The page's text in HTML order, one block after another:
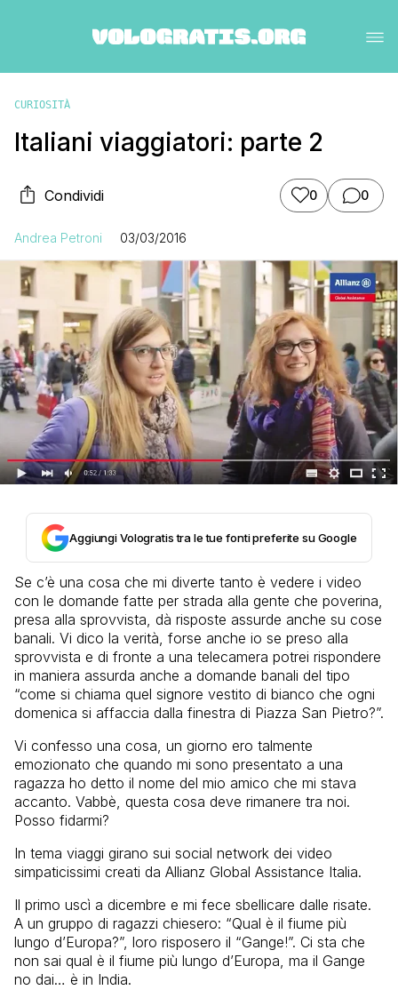
CURIOSITÀ
Italiani viaggiatori: parte 2
Condividi 0 0
Andrea Petroni 03/03/2016
Aggiungi Vologratis tra le tue fonti preferite su Google
Se c’è una cosa che mi diverte tanto è vedere i video
con le domande fatte per strada alla gente che poverina,
presa alla sprovvista, dà risposte assurde anche su cose
banali. Vi dico la verità, forse anche io se preso alla
sprovvista e di fronte a una telecamera potrei rispondere
in maniera assurda anche a domande banali del tipo
“come si chiama quel signore vestito di bianco che ogni
domenica si affaccia dalla finestra di Piazza San Pietro?”.
Vi confesso una cosa, un giorno ero talmente
emozionato che quando mi sono presentato a una
ragazza ho detto il nome del mio amico che mi stava
accanto. Vabbè, questa cosa deve rimanere tra noi.
Posso fidarmi?
In tema viaggi girano sui social network dei video
simpaticissimi creati da Allianz Global Assistance Italia.
Il primo uscì a dicembre e mi fece sbellicare dalle risate.
A un gruppo di ragazzi chiesero: “Qual è il fiume più
lungo d’Europa?”, loro risposero il “Gange!”. Ci sta che
non sai qual è il fiume più lungo d’Europa, ma il Gange
no dai… è in India.